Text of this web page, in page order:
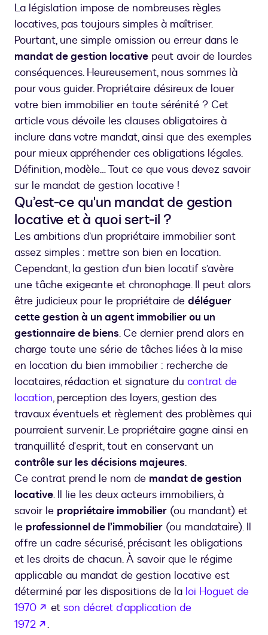
La législation impose de nombreuses règles
locatives, pas toujours simples à maîtriser.
Pourtant, une simple omission ou erreur dans le
mandat de gestion locative peut avoir de lourdes
conséquences. Heureusement, nous sommes là
pour vous guider. Propriétaire désireux de louer
votre bien immobilier en toute sérénité ? Cet
article vous dévoile les clauses obligatoires à
inclure dans votre mandat, ainsi que des exemples
pour mieux appréhender ces obligations légales.
Définition, modèle… Tout ce que vous devez savoir
sur le mandat de gestion locative !
Qu’est-ce qu'un mandat de gestion
locative et à quoi sert-il ?
Les ambitions d’un propriétaire immobilier sont
assez simples : mettre son bien en location.
Cependant, la gestion d'un bien locatif s’avère
une tâche exigeante et chronophage. Il peut alors
être judicieux pour le propriétaire de déléguer
cette gestion à un agent immobilier ou un
gestionnaire de biens. Ce dernier prend alors en
charge toute une série de tâches liées à la mise
en location du bien immobilier : recherche de
locataires, rédaction et signature du contrat de
location, perception des loyers, gestion des
travaux éventuels et règlement des problèmes qui
pourraient survenir. Le propriétaire gagne ainsi en
tranquillité d'esprit, tout en conservant un
contrôle sur les décisions majeures.
Ce contrat prend le nom de mandat de gestion
locative. Il lie les deux acteurs immobiliers, à
savoir le propriétaire immobilier (ou mandant) et
le professionnel de l’immobilier (ou mandataire). Il
offre un cadre sécurisé, précisant les obligations
et les droits de chacun. À savoir que le régime
applicable au mandat de gestion locative est
déterminé par les dispositions de la loi Hoguet de
1970
s’ouvre dans un nouvel onglet
et son décret d'application de
1972
s’ouvre dans un nouvel onglet